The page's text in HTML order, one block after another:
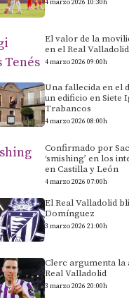
4 marzo 2026 10:30h
El valor de la
en el Real Valladolid
4 marzo 2026 09:00h
Una fallecida en el
un edificio en Siete
Trabancos
4 marzo 2026 08:00h
Confirmado por
‘smishing’ en los
en Castilla y León
4 marzo 2026 07:00h
El Real Valladolid
Domínguez
3 marzo 2026 21:00h
Clerc argumenta la
Real Valladolid
3 marzo 2026 20:00h